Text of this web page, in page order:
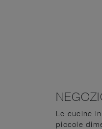
Le cucine
piccole